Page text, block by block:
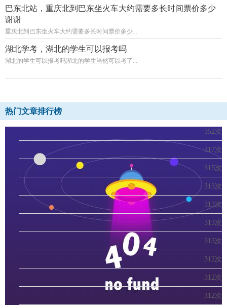
巴东北站，重庆北到巴东坐火车大约需要多长时间票价多少
谢谢
重庆北到巴东坐火车大约需要多长时间票价多少...
湖北学考，湖北的学生可以报考吗
湖北的学生可以报考吗湖北的学生当然可以考了...
热门文章排行榜
352次
317次
315次
313次
313次
313次
313次
312次
312次
312次